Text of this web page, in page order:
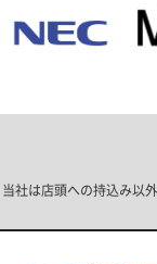
当社は店頭への持込み以